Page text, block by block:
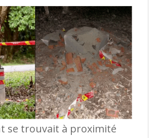
se trouvait à proximité